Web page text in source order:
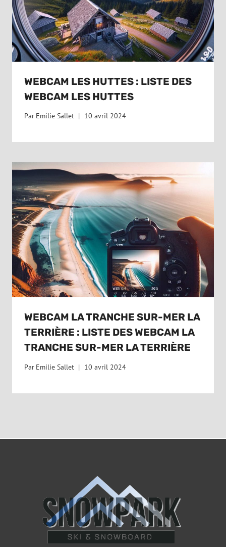
WEBCAM LES HUTTES : LISTE DES
WEBCAM LES HUTTES
Par Emilie Sallet 10 avril 2024
WEBCAM LA TRANCHE SUR-MER LA
TERRIÈRE : LISTE DES WEBCAM LA
TRANCHE SUR-MER LA TERRIÈRE
Par Emilie Sallet 10 avril 2024